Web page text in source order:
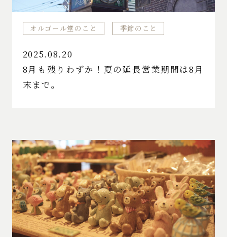
オルゴール堂のこと 季節のこと
2025.08.20
8月も残りわずか！夏の延長営業期間は8月
末まで。